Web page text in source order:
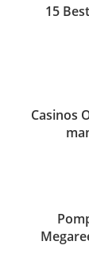
15
Casinos